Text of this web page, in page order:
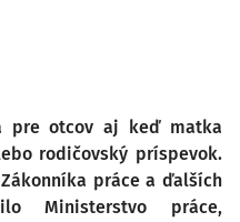
pre otcov aj keď matka
rodičovský príspevok.
práce a ďalších
Ministerstvo práce,